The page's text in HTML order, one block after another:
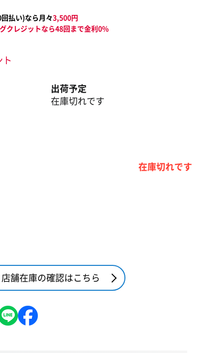
回払い)なら月々3,500円
クレジットなら48回まで金利0%
出荷予定
在庫切れです
在庫切れです
店舗在庫の確認はこちら